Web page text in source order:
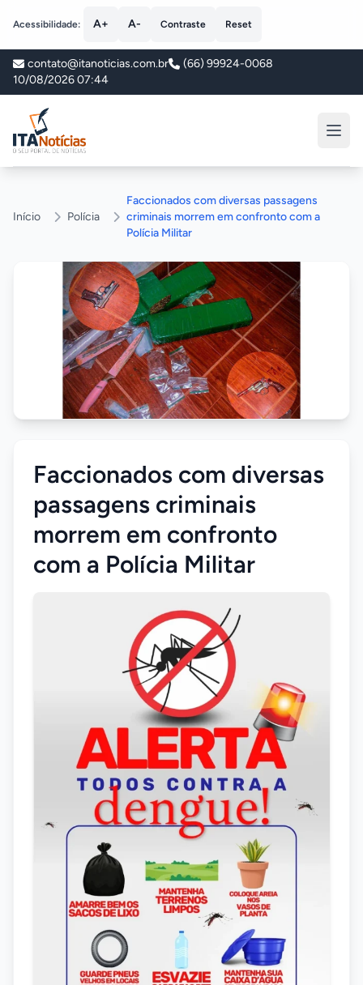
Acessibilidade: A+ A- Contraste Reset
contato@itanoticias.com.br
(66) 99924-0068
10/08/2026 07:44
ITA Notícias
Início Polícia
Faccionados com diversas passagens
criminais morrem em confronto com a
Polícia Militar
Faccionados com diversas
passagens criminais
morrem em confronto
com a Polícia Militar